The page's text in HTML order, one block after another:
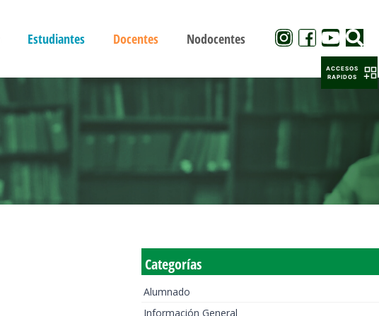
Estudiantes Docentes Nodocentes
Categorías
Alumnado
Información General
ACCESOS
RAPIDOS